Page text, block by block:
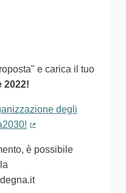
e carica il tuo
2022!
degli
è possibile